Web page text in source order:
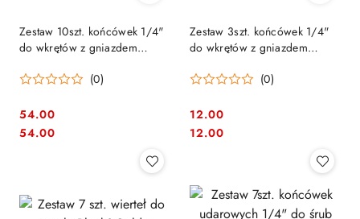
Zestaw 10szt. końcówek 1/4"
do wkrętów z gniazdem
TX25/25mm, Wera
(0)
Cena:
54.00
Cena:
54.00
Zestaw 3szt. końcówek 1/4"
do wkrętów z gniazdem
długości 25mm, 851/1 Z SB
(0)
Cena:
12.00
Cena:
12.00